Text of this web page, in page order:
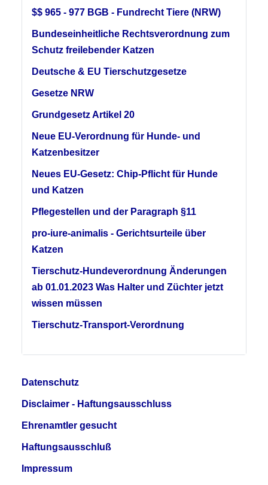
$$ 965 - 977 BGB - Fundrecht Tiere (NRW)
Bundeseinheitliche Rechtsverordnung zum
Schutz freilebender Katzen
Deutsche & EU Tierschutzgesetze
Gesetze NRW
Grundgesetz Artikel 20
Neue EU-Verordnung für Hunde- und
Katzenbesitzer
Neues EU-Gesetz: Chip-Pflicht für Hunde
und Katzen
Pflegestellen und der Paragraph §11
pro-iure-animalis - Gerichtsurteile über
Katzen
Tierschutz-Hundeverordnung Änderungen
ab 01.01.2023 Was Halter und Züchter jetzt
wissen müssen
Tierschutz-Transport-Verordnung
Datenschutz
Disclaimer - Haftungsausschluss
Ehrenamtler gesucht
Haftungsausschluß
Impressum